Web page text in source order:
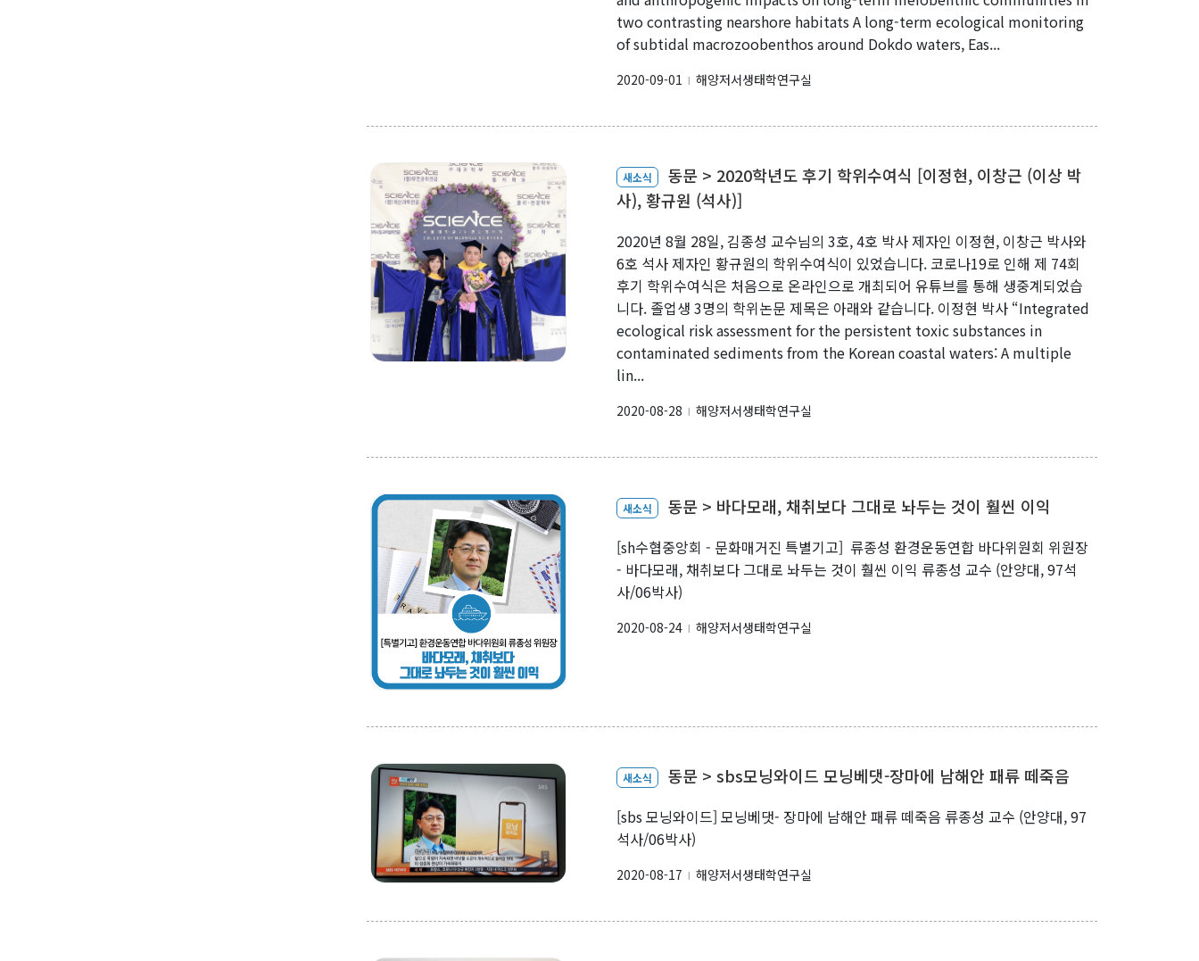
two contrasting nearshore habitats A long-term ecological monitoring
of subtidal macrozoobenthos around Dokdo waters, Eas...
2020-09-01 해양저서생태학연구실
새소식
동문 > 2020학년도 후기 학위수여식 [이정현, 이창근 (이상 박
사), 황규원 (석사)]
2020년 8월 28일, 김종성 교수님의 3호, 4호 박사 제자인 이정현, 이창근 박사와
6호 석사 제자인 황규원의 학위수여식이 있었습니다. 코로나19로 인해 제 74회
후기 학위수여식은 처음으로 온라인으로 개최되어 유튜브를 통해 생중계되었습
니다. 졸업생 3명의 학위논문 제목은 아래와 같습니다. 이정현 박사 “Integrated
ecological risk assessment for the persistent toxic substances in
contaminated sediments from the Korean coastal waters: A multiple
lin...
2020-08-28 해양저서생태학연구실
새소식 동문 > 바다모래, 채취보다 그대로 놔두는 것이 훨씬 이익
[sh수협중앙회 - 문화매거진 특별기고] 류종성 환경운동연합 바다위원회 위원장
- 바다모래, 채취보다 그대로 놔두는 것이 훨씬 이익 류종성 교수 (안양대, 97석
사/06박사)
2020-08-24 해양저서생태학연구실
새소식 동문 > sbs모닝와이드 모닝베댓-장마에 남해안 패류 떼죽음
[sbs 모닝와이드] 모닝베댓- 장마에 남해안 패류 떼죽음 류종성 교수 (안양대, 97
석사/06박사)
2020-08-17 l 해양저서생태학연구실